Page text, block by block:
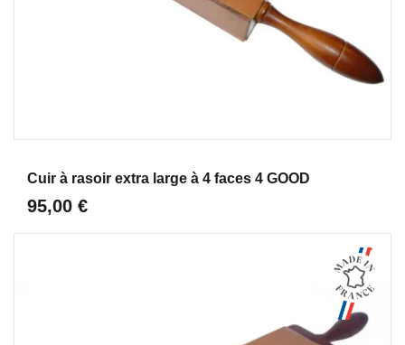
Cuir à rasoir extra large à 4 faces 4 GOOD
95,00 €